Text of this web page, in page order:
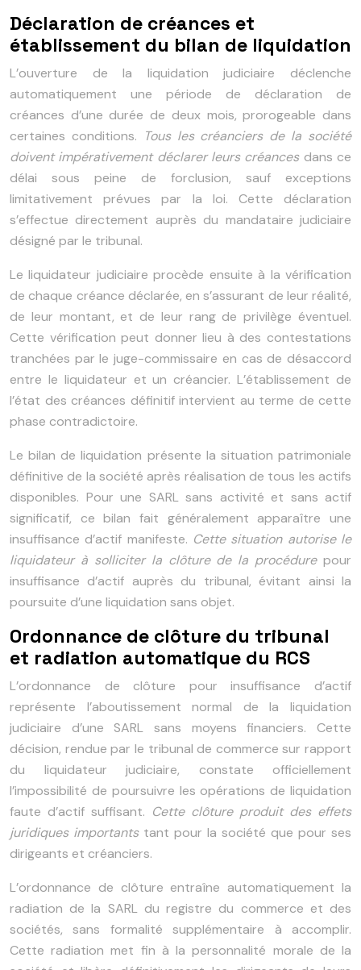
Déclaration de créances et
établissement du bilan de liquidation
L’ouverture de la liquidation judiciaire déclenche
automatiquement une période de déclaration de
créances d’une durée de deux mois, prorogeable dans
certaines conditions. Tous les créanciers de la société
doivent impérativement déclarer leurs créances dans ce
délai sous peine de forclusion, sauf exceptions
limitativement prévues par la loi. Cette déclaration
s’effectue directement auprès du mandataire judiciaire
désigné par le tribunal.
Le liquidateur judiciaire procède ensuite à la vérification
de chaque créance déclarée, en s’assurant de leur réalité,
de leur montant, et de leur rang de privilège éventuel.
Cette vérification peut donner lieu à des contestations
tranchées par le juge-commissaire en cas de désaccord
entre le liquidateur et un créancier. L’établissement de
l’état des créances définitif intervient au terme de cette
phase contradictoire.
Le bilan de liquidation présente la situation patrimoniale
définitive de la société après réalisation de tous les actifs
disponibles. Pour une SARL sans activité et sans actif
significatif, ce bilan fait généralement apparaître une
insuffisance d’actif manifeste. Cette situation autorise le
liquidateur à solliciter la clôture de la procédure pour
insuffisance d’actif auprès du tribunal, évitant ainsi la
poursuite d’une liquidation sans objet.
Ordonnance de clôture du tribunal
et radiation automatique du RCS
L’ordonnance de clôture pour insuffisance d’actif
représente l’aboutissement normal de la liquidation
judiciaire d’une SARL sans moyens financiers. Cette
décision, rendue par le tribunal de commerce sur rapport
du liquidateur judiciaire, constate officiellement
l’impossibilité de poursuivre les opérations de liquidation
faute d’actif suffisant. Cette clôture produit des effets
juridiques importants tant pour la société que pour ses
dirigeants et créanciers.
L’ordonnance de clôture entraîne automatiquement la
radiation de la SARL du registre du commerce et des
sociétés, sans formalité supplémentaire à accomplir.
Cette radiation met fin à la personnalité morale de la